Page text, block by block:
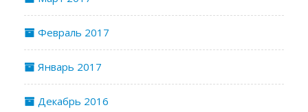
Февраль 2017
Январь 2017
Декабрь 2016